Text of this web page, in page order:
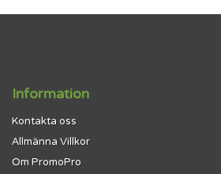
Information
Kontakta oss
Allmänna Villkor
Om PromoPro